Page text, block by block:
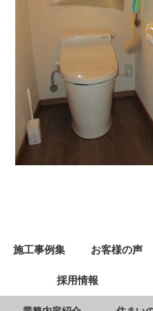
施工事例集 お客様の声
採用情報